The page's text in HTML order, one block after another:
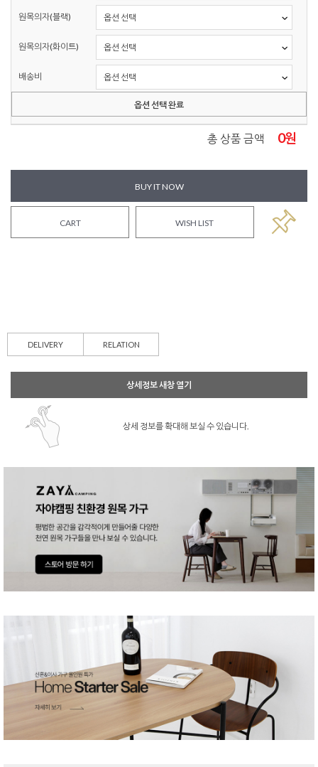
원목의자(블랙)
원목의자(화이트)
배송비
옵션 선택 완료
총 상품 금액 0원
BUY IT NOW
CART WISH LIST
DELIVERY RELATION
상세정보 새창 열기
상세 정보를 확대해 보실 수 있습니다.